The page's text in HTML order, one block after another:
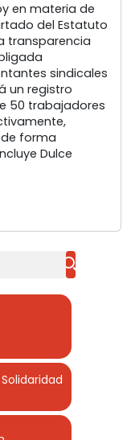
en materia de
del Estatuto
transparencia
sindicales
un registro
50 trabajadores
forma
Dulce